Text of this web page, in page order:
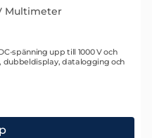
Multimeter
spänning upp till 1000 V och
dubbeldisplay, datalogging och